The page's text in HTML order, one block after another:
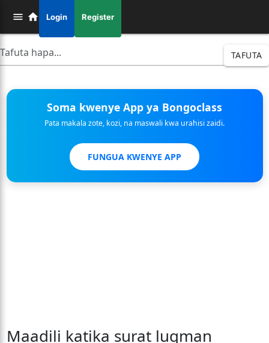
Login Register
TAFUTA
Soma kwenye App ya Bongoclass
Pata makala zote, kozi, na maswali kwa urahisi zaidi.
FUNGUA KWENYE APP
Maadili katika surat luqman